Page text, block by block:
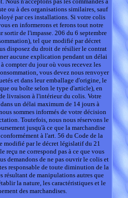
ou à des organisations similaires, sauf
par ces installations. Si votre colis
en informerons et ferons tout notre
sortir de l'impasse. 206 du 6 septembre
tel que modifié par décret
disposez du droit de résilier le contrat
aucune explication pendant un délai
compter du jour où vous recevez les
vous devez nous renvoyer
et dans leur emballage d'origine, le
ou boîte selon le type d'article), en
livraison à l'intérieur du colis. Votre
un délai maximum de 14 jours à
sommes informés de votre décision
Toutefois, nous nous réservons le
jusqu'à ce que la marchandise
à l'art. 56 du Code de la
modifié par le décret législatif du 21
reçu ne correspond pas à ce que vous
demandons de ne pas ouvrir le colis et
responsable de toute diminution de la
résultant de manipulations autres que
la nature, les caractéristiques et le
des marchandises.